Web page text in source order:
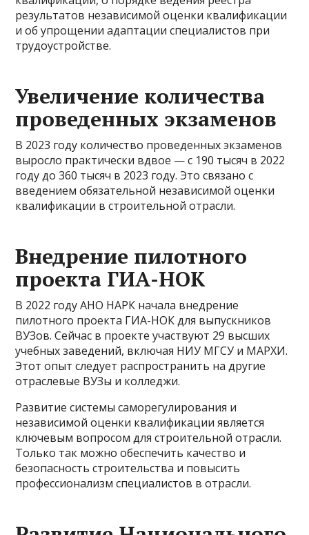
результатов независимой оценки квалификации
и об упрощении адаптации специалистов при
трудоустройстве.
Увеличение количества
проведенных экзаменов
В 2023 году количество проведенных экзаменов
выросло практически вдвое — с 190 тысяч в 2022
году до 360 тысяч в 2023 году. Это связано с
введением обязательной независимой оценки
квалификации в строительной отрасли.
Внедрение пилотного
проекта ГИА-НОК
В 2022 году АНО НАРК начала внедрение
пилотного проекта ГИА-НОК для выпускников
ВУЗов. Сейчас в проекте участвуют 29 высших
учебных заведений, включая НИУ МГСУ и МАРХИ.
Этот опыт следует распространить на другие
отраслевые ВУЗы и колледжи.
Развитие системы саморегулирования и
независимой оценки квалификации является
ключевым вопросом для строительной отрасли.
Только так можно обеспечить качество и
безопасность строительства и повысить
профессионализм специалистов в отрасли.